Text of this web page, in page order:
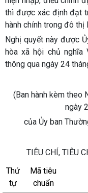
thì được xác định đạt
hành chính trong đô thị
Nghị quyết này được
hòa xã hội chủ nghĩa
thông qua ngày 24
(Ban hành kèm theo
ngày
của Ủy ban
TIÊU CHÍ, TIÊU
Thứ
tự
Mã tiêu
chuẩn